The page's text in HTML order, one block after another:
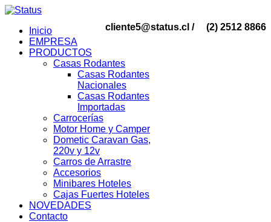
cliente5@status.cl / (2) 2512 8866
Inicio
EMPRESA
PRODUCTOS
Casas Rodantes
Casas Rodantes
Nacionales
Casas Rodantes
Importadas
Carrocerías
Motor Home y Camper
Dometic Caravan Gas,
220v y 12v
Carros de Arrastre
Accesorios
Minibares Hoteles
Cajas Fuertes Hoteles
NOVEDADES
Contacto